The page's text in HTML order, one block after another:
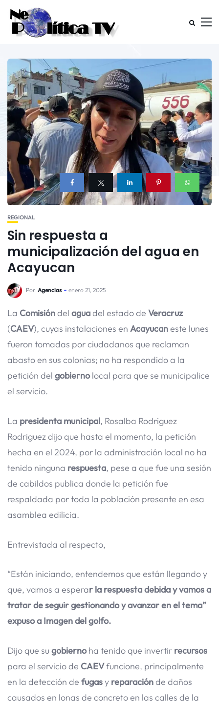
REGIONAL
Sin respuesta a
municipalización del agua en
Acayucan
Por Agencias enero 21, 2025
La Comisióndel aguadel estado de Veracruz
(CAEV), cuyas instalaciones en Acayucaneste lunes
fueron tomadas por ciudadanos que reclaman
abasto en sus colonias; no ha respondido a la
petición del gobiernolocal para que se municipalice
el servicio.
La presidenta municipal, Rosalba Rodriguez
Rodriguez dijo que hasta el momento, la petición
hecha en el 2024, por la administración local no ha
tenido ninguna respuesta, pese a que fue una sesión
de cabildos publica donde la petición fue
respaldada por toda la población presente en esa
asamblea edilicia.
Entrevistada al respecto,
“Están iniciando, entendemos que están llegando y
que, vamos a esperar la respuesta debida y vamos a
tratar de seguir gestionando y avanzar en el tema”
expuso a Imagen del golfo.
Dijo que sugobiernoha tenido que invertir recursos
para el servicio de CAEVfuncione, principalmente
en la detección de fugasy reparaciónde daños
causados en lonas de concreto en las calles de la